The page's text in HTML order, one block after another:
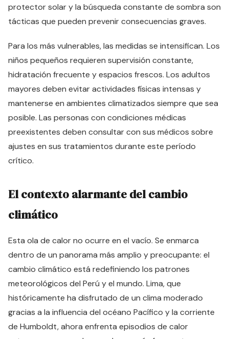
protector solar y la búsqueda constante de sombra son
tácticas que pueden prevenir consecuencias graves.
Para los más vulnerables, las medidas se intensifican. Los
niños pequeños requieren supervisión constante,
hidratación frecuente y espacios frescos. Los adultos
mayores deben evitar actividades físicas intensas y
mantenerse en ambientes climatizados siempre que sea
posible. Las personas con condiciones médicas
preexistentes deben consultar con sus médicos sobre
ajustes en sus tratamientos durante este período
crítico.
El contexto alarmante del cambio
climático
Esta ola de calor no ocurre en el vacío. Se enmarca
dentro de un panorama más amplio y preocupante: el
cambio climático está redefiniendo los patrones
meteorológicos del Perú y el mundo. Lima, que
históricamente ha disfrutado de un clima moderado
gracias a la influencia del océano Pacífico y la corriente
de Humboldt, ahora enfrenta episodios de calor